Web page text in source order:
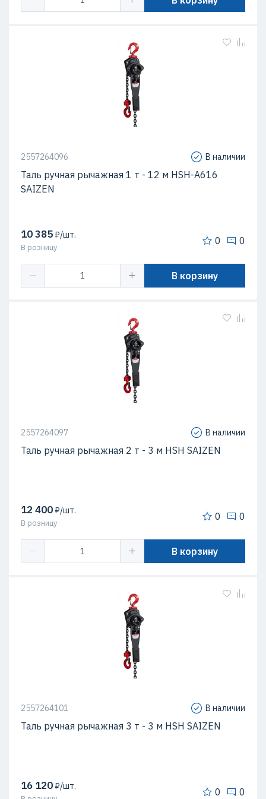
2557264096 В наличии
Таль ручная рычажная 1 т - 12 м HSH-A616
SAIZEN
10 385₽/шт.
В розницу
0 0
В корзину
2557264097 В наличии
Таль ручная рычажная 2 т - 3 м HSH SAIZEN
12 400₽/шт.
В розницу
0 0
В корзину
2557264101 В наличии
Таль ручная рычажная 3 т - 3 м HSH SAIZEN
16 120₽/шт. 0 0